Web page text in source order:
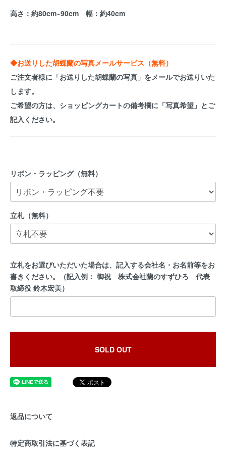
高さ：約80cm~90cm 幅：約40cm
◆お送りした胡蝶蘭の写真メールサービス（無料）
ご注文者様に「お送りした胡蝶蘭の写真」をメールでお送りいた
します。
ご希望の方は、 ショッピングカートの備考欄に「写真希望」 とご
記入ください。
リボン・ラッピング（無料）
立札（無料）
立札をお選びいただいた場合は、記入する会社名・お名前等をお
書きください。（記入例： 御祝 株式会社蘭のすずひろ 代表
取締役 鈴木宏美）
SOLD OUT
返品について
特定商取引法に基づく表記